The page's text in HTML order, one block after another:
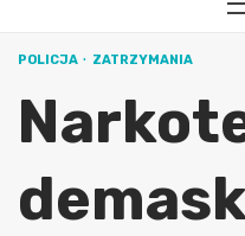
POLICJA ZATRZYMANIA